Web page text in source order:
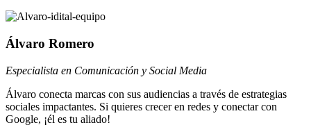
Álvaro Romero
Especialista en Comunicación y Social Media
Álvaro conecta marcas con sus audiencias a través de estrategias
sociales impactantes. Si quieres crecer en redes y conectar con
Google, ¡él es tu aliado!